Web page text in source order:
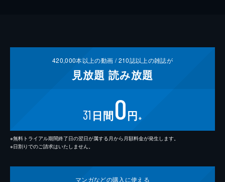
420,000本以上の動画 /210誌以上の雑誌が
見放題 読み放題
31 日間0円 ※
※無料トライアル期間終了日の翌日が属する月から月額料金が発生します。
※日割りでのご請求はいたしません。
マンガなどの購入に使える